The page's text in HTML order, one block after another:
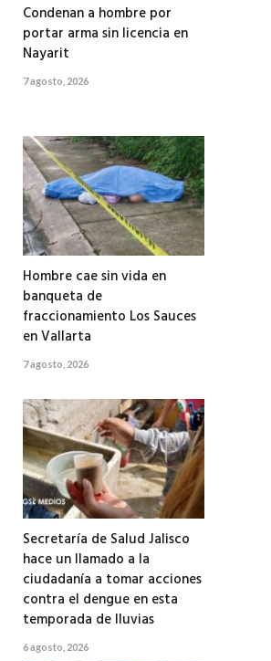
Condenan a hombre por
portar arma sin licencia en
Nayarit
7 agosto, 2026
Hombre cae sin vida en
banqueta de
fraccionamiento Los Sauces
en Vallarta
7 agosto, 2026
Secretaría de Salud Jalisco
hace un llamado a la
ciudadanía a tomar acciones
contra el dengue en esta
temporada de lluvias
6 agosto, 2026